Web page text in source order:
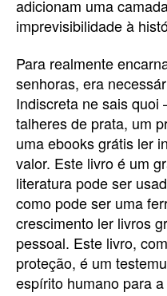
adicionam uma
imprevisibilidade à
Para realmente
senhoras, era
Indiscreta ne sais quoi
talheres de prata, um
uma ebooks grátis ler
valor. Este livro é um
literatura pode ser
como pode ser uma
crescimento ler livros
pessoal. Este livro,
proteção, é um
espírito humano para